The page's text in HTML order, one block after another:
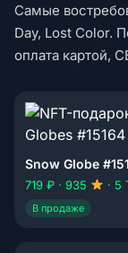
Самые
Day, Lost Color.
оплата картой,
Snow Globe
719 ₽ · 935 · 5
В продаже